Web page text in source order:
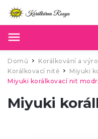
Domů / Korálkování a
Korálkovací nitě / Miyuki
Miyuki korálkovací nit
Miyuki